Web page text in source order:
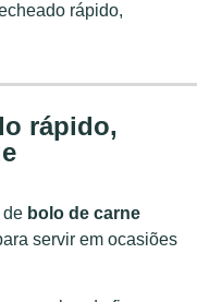
rápido,
rápido,
de bolo de carne
servir em ocasiões